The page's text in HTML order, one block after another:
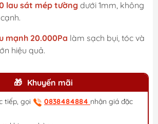
lau sát mép tường dưới 1mm, không
mạnh 20.000Pa làm sạch bụi, tóc và
hiệu quả.
Khuyến mãi
tiếp, gọi 0838484884 nhận giá đặc